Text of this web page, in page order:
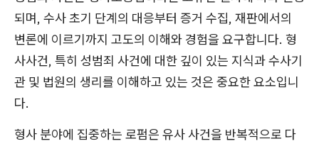
되며, 수사 초기 단계의 대응부터 증거 수집, 재판에서의
변론에 이르기까지 고도의 이해와 경험을 요구합니다. 형
사사건, 특히 성범죄 사건에 대한 깊이 있는 지식과 수사기
관 및 법원의 생리를 이해하고 있는 것은 중요한 요소입니
다.
형사 분야에 집중하는 로펌은 유사 사건을 반복적으로 다